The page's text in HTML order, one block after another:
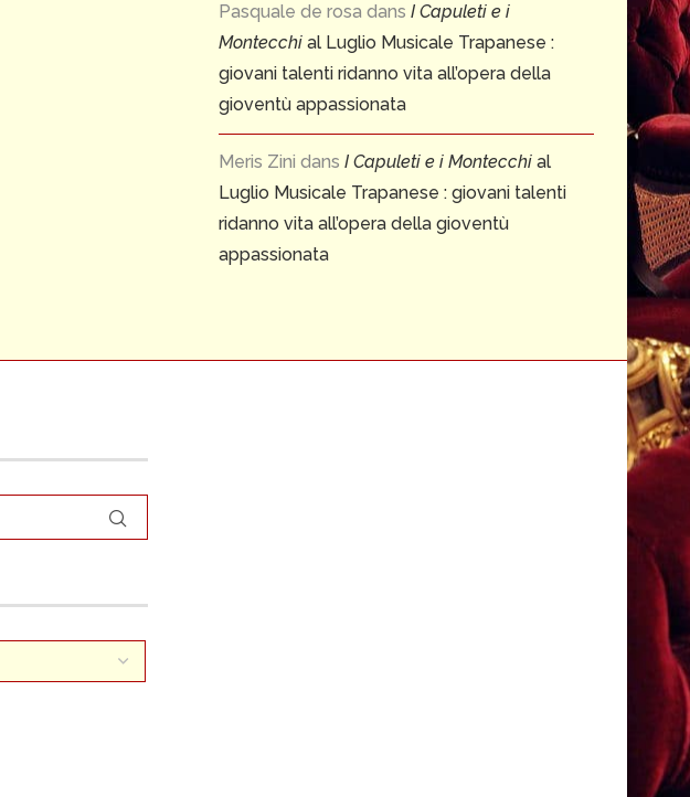
Pasquale de rosa dans I Capuleti e i
Montecchi al Luglio Musicale Trapanese :
giovani talenti ridanno vita all’opera della
gioventù appassionata
Meris Zini dans I Capuleti e i Montecchi al
Luglio Musicale Trapanese : giovani talenti
ridanno vita all’opera della gioventù
appassionata